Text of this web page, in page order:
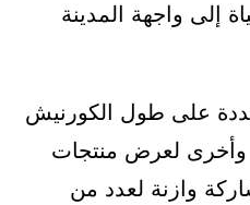
إلى واجهة المدينة
على طول الكورنيش
وأخرى لعرض منتجات
وازنة لعدد من